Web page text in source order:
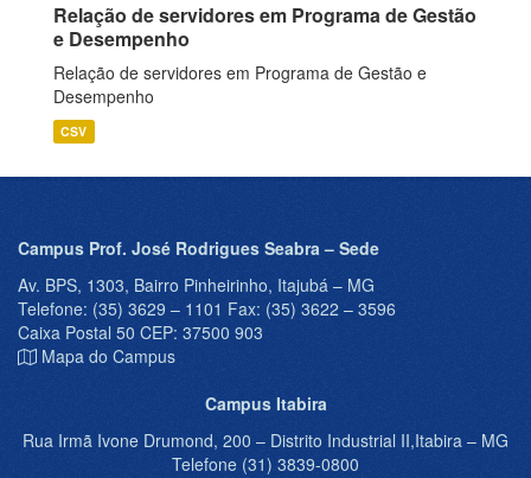
Relação de servidores em Programa de Gestão
e Desempenho
Relação de servidores em Programa de Gestão e
Desempenho
CSV
Campus Prof. José Rodrigues Seabra – Sede
Av. BPS, 1303, Bairro Pinheirinho, Itajubá – MG
Telefone: (35) 3629 – 1101 Fax: (35) 3622 – 3596
Caixa Postal 50 CEP: 37500 903
Mapa do Campus
Campus Itabira
Rua Irmã Ivone Drumond, 200 – Distrito Industrial II,Itabira – MG
Telefone (31) 3839-0800